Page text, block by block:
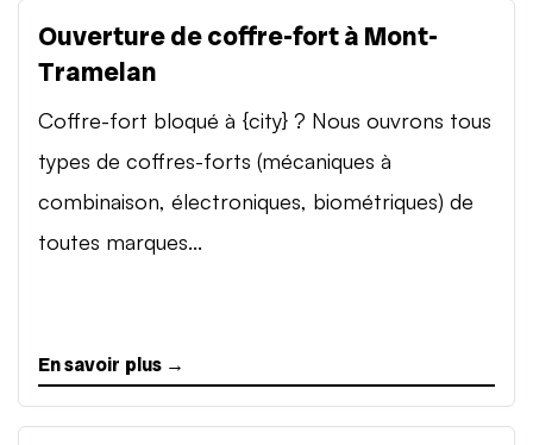
Ouverture de coffre-fort à Mont-
Tramelan
Coffre-fort bloqué à {city} ? Nous ouvrons tous
types de coffres-forts (mécaniques à
combinaison, électroniques, biométriques) de
toutes marques...
En savoir plus →